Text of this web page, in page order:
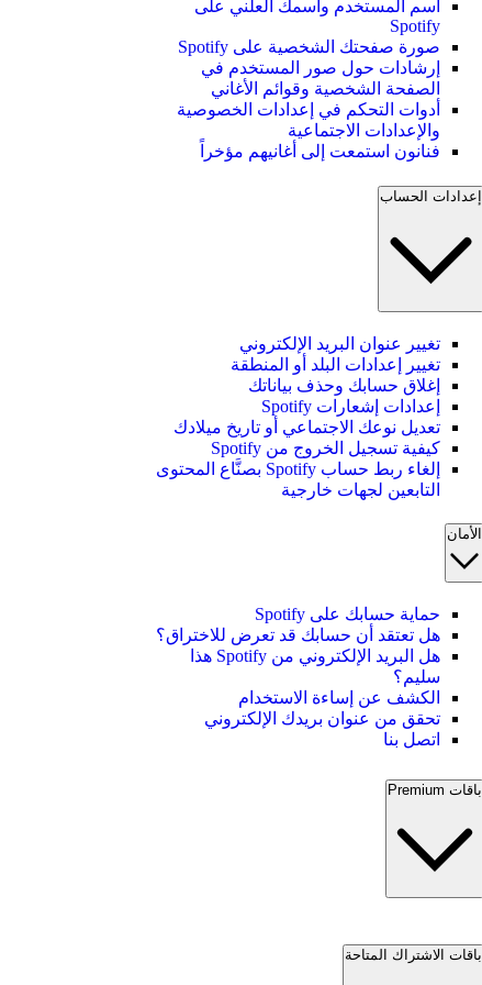
اسم المستخدم واسمك العلني على
Spotify
صورة صفحتك الشخصية على Spotify
إرشادات حول صور المستخدم في
الصفحة الشخصية وقوائم الأغاني
أدوات التحكم في إعدادات الخصوصية
والإعدادات الاجتماعية
فنانون استمعت إلى أغانيهم مؤخراً
إعدادات الحساب
تغيير عنوان البريد الإلكتروني
تغيير إعدادات البلد أو المنطقة
إغلاق حسابك وحذف بياناتك
إعدادات إشعارات Spotify
تعديل نوعك الاجتماعي أو تاريخ ميلادك
كيفية تسجيل الخروج من Spotify
إلغاء ربط حساب Spotify بصنَّاع المحتوى
التابعين لجهات خارجية
الأمان
حماية حسابك على Spotify
هل تعتقد أن حسابك قد تعرض للاختراق؟
هل البريد الإلكتروني من Spotify هذا
سليم؟
الكشف عن إساءة الاستخدام
تحقق من عنوان بريدك الإلكتروني
اتصل بنا
باقات Premium
باقات الاشتراك المتاحة